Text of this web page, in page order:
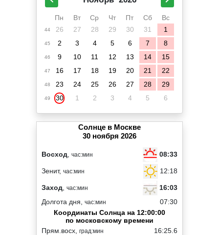
Пн Вт Ср Чт Пт Сб Вс
44 26 27 28 29 30 31 1
45 2 3 4 5 6 7 8
46 9 10 11 12 13 14 15
47 16 17 18 19 20 21 22
48 23 24 25 26 27 28 29
49 30 1 2 3 4 5 6
Солнце в Москве
30 ноября 2026
Восход час:мин 08:33
Зенит, час:мин 12:18
Заход час:мин
16:03
Долгота дня, час:мин
07:30
Координаты Солнца на 12:00:00
по московскому времени
Прям.восх, град:мин
16:25.6